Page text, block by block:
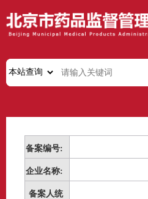
备案编号:
企业名称:
备案人统